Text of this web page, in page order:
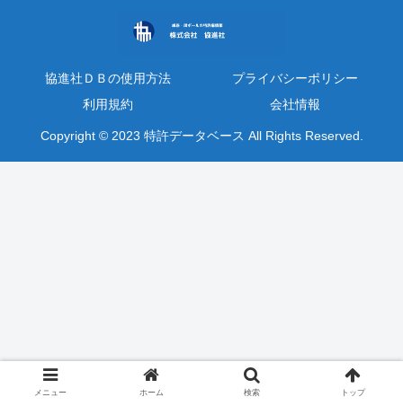
協進社ＤＢの使用方法
プライバシーポリシー
利用規約
会社情報
Copyright © 2023 特許データベース All Rights Reserved.
メニュー ホーム 検索 トップ